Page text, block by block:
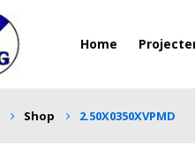
Home
Shop 2.50X0350XVPMD